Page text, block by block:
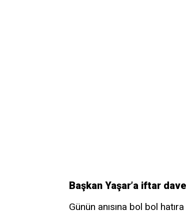
Başkan Yaşar’a iftar
Günün anısına bol bol